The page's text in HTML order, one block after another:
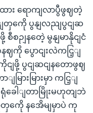
း ရောကျလာပွီဖွဈတဲ့
တှကေို ပွနျလညျပွငျဆ
စီစဉျနတေဲ့ မွနျမာနိုငျငံ
နဈကို ပွောငျးလဲကငြ့ျ
ငျဖို့ ပွငျဆငျနတောဖွဈ
ြားမြားမှာ ကငြ့ျ
ခေါျတာမြိုးမဟုတျဘဲ
ကေို နအေိမျမှာပဲ ကု